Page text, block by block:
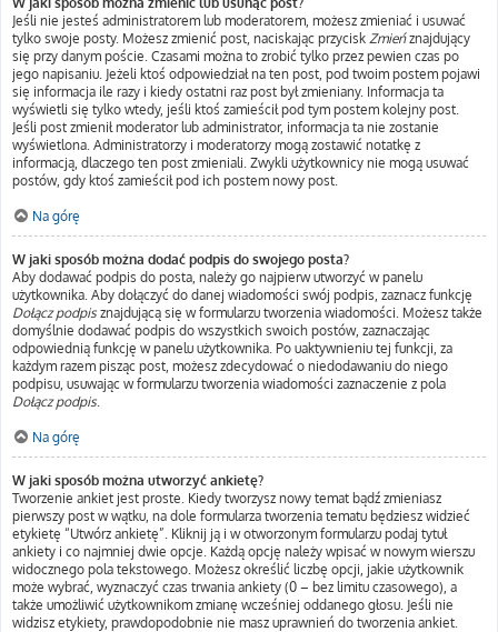
Jeśli nie jesteś administratorem lub moderatorem, możesz zmieniać i usuwać
tylko swoje posty. Możesz zmienić post, naciskając przycisk Zmieńznajdujący
się przy danym poście. Czasami można to zrobić tylko przez pewien czas po
jego napisaniu. Jeżeli ktoś odpowiedział na ten post, pod twoim postem pojawi
się informacja ile razy i kiedy ostatni raz post był zmieniany. Informacja ta
wyświetli się tylko wtedy, jeśli ktoś zamieścił pod tym postem kolejny post.
Jeśli post zmienił moderator lub administrator, informacja ta nie zostanie
wyświetlona. Administratorzy i moderatorzy mogą zostawić notatkę z
informacją, dlaczego ten post zmieniali. Zwykli użytkownicy nie mogą usuwać
postów, gdy ktoś zamieścił pod ich postem nowy post.
Na górę
W jaki sposób można dodać podpis do swojego posta?
Aby dodawać podpis do posta, należy go najpierw utworzyć w panelu
użytkownika. Aby dołączyć do danej wiadomości swój podpis, zaznacz funkcję
Dołącz podpis znajdującą się w formularzu tworzenia wiadomości. Możesz także
domyślnie dodawać podpis do wszystkich swoich postów, zaznaczając
odpowiednią funkcję w panelu użytkownika. Po uaktywnieniu tej funkcji, za
każdym razem pisząc post, możesz zdecydować o niedodawaniu do niego
podpisu, usuwając w formularzu tworzenia wiadomości zaznaczenie z pola
Dołącz podpis.
Na górę
W jaki sposób można utworzyć ankietę?
Tworzenie ankiet jest proste. Kiedy tworzysz nowy temat bądź zmieniasz
pierwszy post w wątku, na dole formularza tworzenia tematu będziesz widzieć
etykietę “Utwórz ankietę”. Kliknij ją i w otworzonym formularzu podaj tytuł
ankiety i co najmniej dwie opcje. Każdą opcję należy wpisać w nowym wierszu
widocznego pola tekstowego. Możesz określić liczbę opcji, jakie użytkownik
może wybrać, wyznaczyć czas trwania ankiety (0 – bez limitu czasowego), a
także umożliwić użytkownikom zmianę wcześniej oddanego głosu. Jeśli nie
widzisz etykiety, prawdopodobnie nie masz uprawnień do tworzenia ankiet.